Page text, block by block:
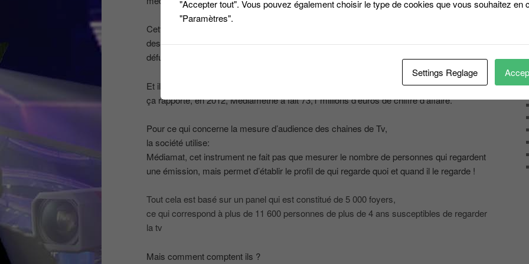
Cette société a été créée en 1985 a l’arrivée dans le paysage audiovisuel,
des nouvelles radios de la bande FM, privatisation d’Europe1, l’arrivée de Canal +, de la
défunte Cinq, de la 6 …
Et il fallait un outil indépendant pour mesurer les audiences. Car mesurer les audiences
ça rapporte, en 2012, Médiamétrie a fait 73,1 millions d’euros de chiffre d’affaire.
Pour ce qui concerne la mesure d’audience des chaines de Tv,
la société utilise:
Médiamat, cet instrument ne fait pas que mesurer le nombre de personnes qui regardent
une émission, mais permet d’établir le profil de qui regarde quoi et quand il le regarde !
Tout cela est basé sur un panel qui est constitué de 5 000 foyers,
ce qui correspond à plus de 11 600 personnes de plus de 4 ans susceptibles de regarder
la tv
Mais comment comptent ils ?
"Accepter tout". Vous pouvez également choisir le type de cookies que vous souhaitez en
"Paramètres".
Settings Reglage